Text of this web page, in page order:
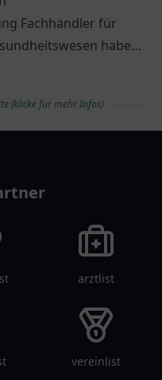
Fachhändler für
haben
(klicke für mehr Infos)
arztlist
vereinlist